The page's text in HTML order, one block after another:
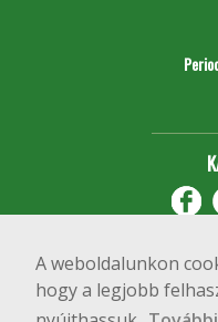
A weboldalunkon
hogy a legjobb